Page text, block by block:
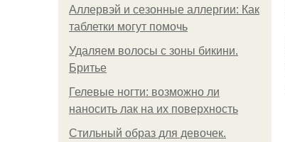
Аллервэй и сезонные аллергии: Как
таблетки могут помочь
Удаляем волосы с зоны бикини.
Бритье
Гелевые ногти: возможно ли
наносить лак на их поверхность
Стильный образ для девочек.